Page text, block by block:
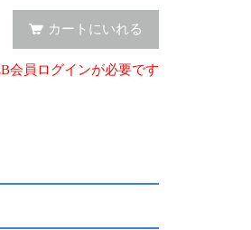
カートにいれる
会員ログインが必要です